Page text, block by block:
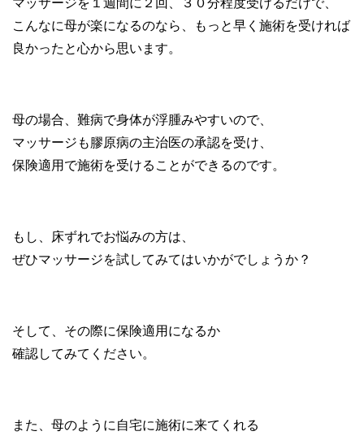
マッサージを１週間に２回、３０分程度受けるだけで、
こんなに母が楽になるのなら、もっと早く施術を受ければ
良かったと心から思います。
母の場合、難病で身体が浮腫みやすいので、
マッサージも膠原病の主治医の承認を受け、
保険適用で施術を受けることができるのです。
もし、床ずれでお悩みの方は、
ぜひマッサージを試してみてはいかがでしょうか？
そして、その際に保険適用になるか
確認してみてください。
また、母のように自宅に施術に来てくれる